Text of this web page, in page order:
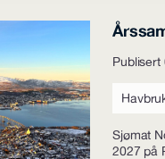
Publisert
Sjømat
2027 på